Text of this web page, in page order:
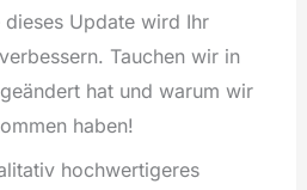
Update wird Ihr
Tauchen wir in
hat und warum wir
haben!
hochwertigeres